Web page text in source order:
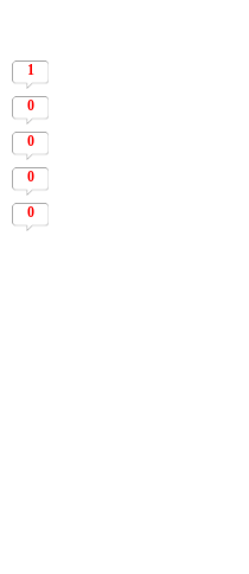
1
0
0
0
0